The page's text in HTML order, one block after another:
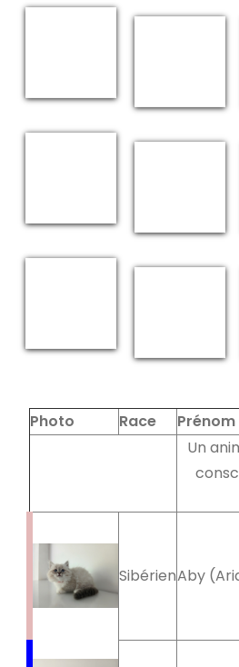
Photo Race Prénom
Un
SibérienAby